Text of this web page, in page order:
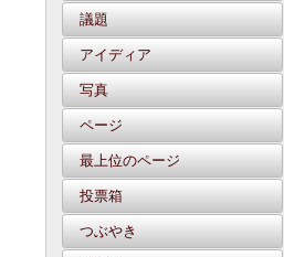
議題
アイディア
写真
ページ
最上位のページ
投票箱
つぶやき